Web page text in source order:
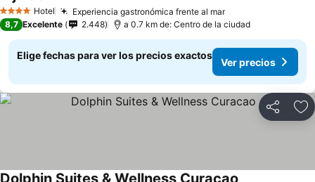
4 EstrellasHotel Experiencia gastronómica frente al marVer precios
8,7 Excelente 2.448 a 0.7 km de: Centro de la ciudad
Elige fechas para ver los precios exactos
Ver precios
Compartir
Dolphin Suites & Wellness Curacao